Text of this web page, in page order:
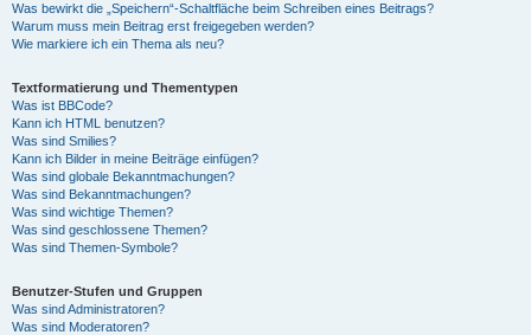
Was bewirkt die „Speichern“-Schaltfläche beim Schreiben eines Beitrags?
Warum muss mein Beitrag erst freigegeben werden?
Wie markiere ich ein Thema als neu?
Textformatierung und Thementypen
Was ist BBCode?
Kann ich HTML benutzen?
Was sind Smilies?
Kann ich Bilder in meine Beiträge einfügen?
Was sind globale Bekanntmachungen?
Was sind Bekanntmachungen?
Was sind wichtige Themen?
Was sind geschlossene Themen?
Was sind Themen-Symbole?
Benutzer-Stufen und Gruppen
Was sind Administratoren?
Was sind Moderatoren?